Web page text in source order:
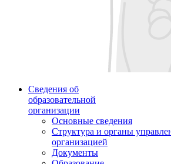
Сведения об
образовательной
организации
Основные сведения
Структура и органы
организацией
Документы